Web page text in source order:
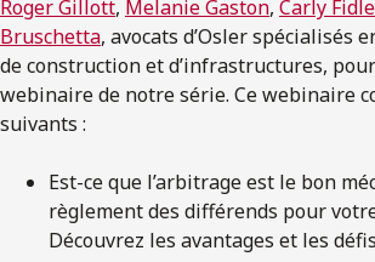
Roger Gillott, Melanie Gaston, Carly
Bruschetta, avocats d’Osler spécialisés
de construction et d’infrastructures,
webinaire de notre série. Ce webinaire
suivants :
Est-ce que l’arbitrage est le bon
règlement des différends pour
Découvrez les avantages et les